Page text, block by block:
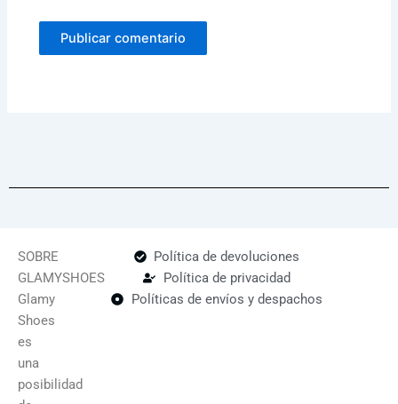
SOBRE
GLAMYSHOES
Glamy
Shoes
es
una
posibilidad
Política de devoluciones
Política de privacidad
Políticas de envíos y despachos